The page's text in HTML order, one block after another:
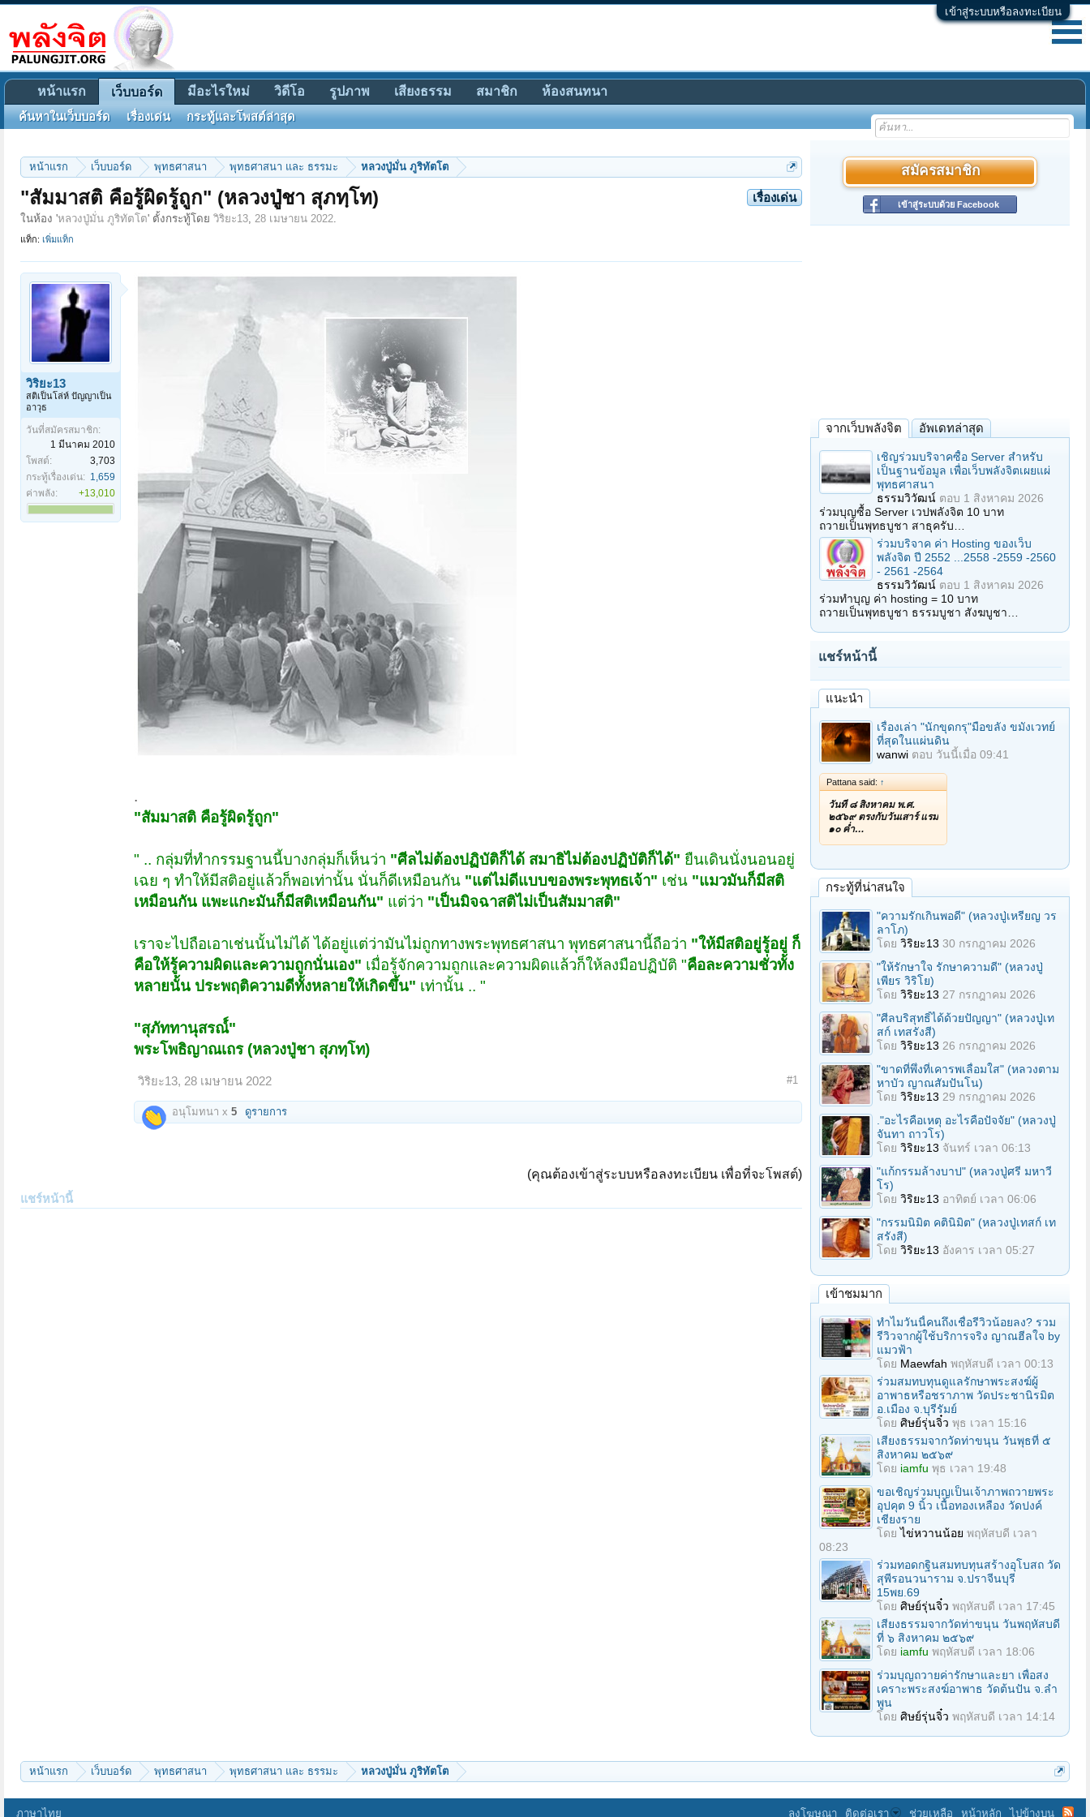
เข้าสู่ระบบหรือลงทะเบียน
หน้าแรก เว็บบอร์ด พุทธศาสนา พุทธศาสนา และ ธรรมะ หลวงปู่มั่น ภูริทัตโต
เรื่องเด่น
"สัมมาสติ คือรู้ผิดรู้ถูก" (หลวงปู่ชา สุภทฺโท)
ในห้อง 'หลวงปู่มั่น ภูริทัตโต' ตั้งกระทู้โดย วิริยะ13, 28 เมษายน 2022.
แท็ก: เพิ่มแท็ก
วิริยะ13
สติเป็นโล่ห์ ปัญญาเป็น
อาวุธ
วันที่สมัครสมาชิก:
1 มีนาคม 2010
โพสต์:
3,703
กระทู้เรื่องเด่น: 1,659
ค่าพลัง:
+13,010
.
"สัมมาสติ คือรู้ผิดรู้ถูก"
" .. กลุ่มที่ทำกรรมฐานนี้บางกลุ่มก็เห็นว่า "ศีลไม่ต้องปฏิบัติก็ได้ สมาธิไม่ต้องปฏิบัติก็ได้" ยืนเดินนั่งนอนอยู่
เฉย ๆ ทำให้มีสติอยู่แล้วก็พอเท่านั้น นั่นก็ดีเหมือนกัน "แต่ไม่ดีแบบของพระพุทธเจ้า" เช่น "แมวมันก็มีสติ
เหมือนกัน แพะแกะมันก็มีสติเหมือนกัน" แต่ว่า "เป็นมิจฉาสติไม่เป็นสัมมาสติ"
เราจะไปถือเอาเช่นนั้นไม่ได้ ได้อยู่แต่ว่ามันไม่ถูกทางพระพุทธศาสนา พุทธศาสนานี้ถือว่า "ให้มีสติอยู่รู้อยู่ ก็
คือให้รู้ความผิดและความถูกนั่นเอง" เมื่อรู้จักความถูกและความผิดแล้วก็ให้ลงมือปฏิบัติ "คือละความชั่วทั้ง
หลายนั้น ประพฤติความดีทั้งหลายให้เกิดขึ้น" เท่านั้น .. "
"สุภัททานุสรณ์์"
พระโพธิญาณเถร (หลวงปู่ชา สุภทฺโท)
วิริยะ13, 28 เมษายน 2022 #1
อนุโมทนา x 5 ดูรายการ
(คุณต้องเข้าสู่ระบบหรือลงทะเบียน เพื่อที่จะโพสต์)
แชร์หน้านี้
สมัครสมาชิก
เข้าสู่ระบบด้วย Facebook
จากเว็บพลังจิต อัพเดทล่าสุด
เชิญร่วมบริจาคซื้อ Server สำหรับ
เป็นฐานข้อมูล เพื่อเว็บพลังจิตเผยแผ่
พุทธศาสนา
ธรรมวิวัฒน์ ตอบ 1 สิงหาคม 2026
ร่วมบุญซื้อ Server เวปพลังจิต 10 บาท
ถวายเป็นพุทธบูชา สาธุครับ…
ร่วมบริจาค ค่า Hosting ของเว็บ
พลังจิต ปี 2552 ...2558 -2559 -2560
- 2561 -2564
ธรรมวิวัฒน์ ตอบ 1 สิงหาคม 2026
ร่วมทำบุญ ค่า hosting = 10 บาท
ถวายเป็นพุทธบูชา ธรรมบูชา สังฆบูชา…
แชร์หน้านี้
แนะนำ
เรื่องเล่า "นักขุดกรุ"มือขลัง ขมังเวทย์
ที่สุดในแผ่นดิน
wanwi ตอบ วันนี้เมื่อ 09:41
Pattana said: ↑
วันที่ ๘ สิงหาคม พ.ศ.
๒๕๖๙ ตรงกับวันเสาร์ แรม
๑๐ ค่ำ…
กระทู้ที่น่าสนใจ
"ความรักเกินพอดี" (หลวงปู่เหรียญ วร
ลาโภ)
โดย วิริยะ13 30 กรกฎาคม 2026
"ให้รักษาใจ รักษาความดี" (หลวงปู่
เพียร วิริโย)
โดย วิริยะ13 27 กรกฎาคม 2026
"ศีลบริสุทธิ์ได้ด้วยปัญญา" (หลวงปู่เท
สก์ เทสรังสี)
โดย วิริยะ13 26 กรกฎาคม 2026
"ขาดที่พึ่งที่เคารพเลื่อมใส" (หลวงตาม
หาบัว ญาณสัมปันโน)
โดย วิริยะ13 29 กรกฎาคม 2026
."อะไรคือเหตุ อะไรคือปัจจัย" (หลวงปู่
จันทา ถาวโร)
โดย วิริยะ13 จันทร์ เวลา 06:13
"แก้กรรมล้างบาป" (หลวงปู่ศรี มหาวี
โร)
โดย วิริยะ13 อาทิตย์ เวลา 06:06
"กรรมนิมิต คตินิมิต" (หลวงปู่เทสก์ เท
สรังสี)
โดย วิริยะ13 อังคาร เวลา 05:27
เข้าชมมาก
ทำไมวันนี้คนถึงเชื่อรีวิวน้อยลง? รวม
รีวิวจากผู้ใช้บริการจริง ญาณฮีลใจ by
แมวฟ้า
โดย Maewfah พฤหัสบดี เวลา 00:13
ร่วมสมทบทุนดูแลรักษาพระสงฆ์ผู้
อาพาธหรือชราภาพ วัดประชานิรมิต
อ.เมือง จ.บุรีรัมย์
โดย ศิษย์รุ่นจิ๋ว พุธ เวลา 15:16
เสียงธรรมจากวัดท่าขนุน วันพุธที่ ๕
สิงหาคม ๒๕๖๙
โดย iamfu พุธ เวลา 19:48
ขอเชิญร่วมบุญเป็นเจ้าภาพถวายพระ
อุปคุต 9 นิ้ว เนื้อทองเหลือง วัดปงค์
เชียงราย
โดยไข่หวานน้อย พฤหัสบดี เวลา
08:23
ร่วมทอดกฐินสมทบทุนสร้างอุโบสถ วัด
สุพีรอนวนาราม จ.ปราจีนบุรี
15พย.69
โดย ศิษย์รุ่นจิ๋ว พฤหัสบดี เวลา 17:45
เสียงธรรมจากวัดท่าขนุน วันพฤหัสบดี
ที่ ๖ สิงหาคม ๒๕๖๙
โดย iamfu พฤหัสบดี เวลา 18:06
ร่วมบุญถวายค่ารักษาและยา เพื่อสง
เคราะพระสงฆ์อาพาธ วัดต้นปัน จ.ลํา
พูน
โดย ศิษย์รุ่นจิ๋ว พฤหัสบดี เวลา 14:14
หน้าแรก เว็บบอร์ด พุทธศาสนา พุทธศาสนา และ ธรรมะ หลวงปู่มั่น ภูริทัตโต
หน้าแรก เว็บบอร์ด
ค้นหาในเว็บบอร์ด เรื่องเด่น กระทู้และโพสต์ล่าสุด
มีอะไรใหม่ วิดีโอ รูปภาพ เสียงธรรม สมาชิก ห้องสนทนา
ภาษาไทย ลงโฆษณา ติดต่อเรา ช่วยเหลือ หน้าหลัก ไปข้างบน